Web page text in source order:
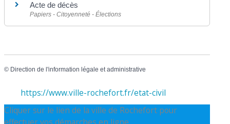
Acte de décès
Papiers - Citoyenneté - Élections
© Direction de l'information légale et administrative
https://www.ville-rochefort.fr/etat-civil
Cliquer sur le lien de la ville de Rochefort pour